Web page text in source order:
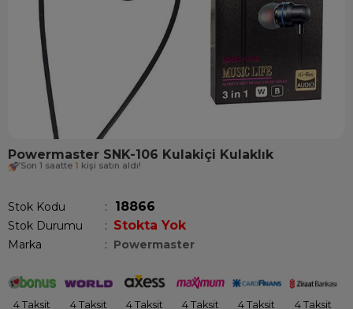
Powermaster SNK-106 Kulakiçi Kulaklık
Son 1 saatte 1 kişi satın aldı!
Stok Kodu 18866
Stok Durumu : Stokta Yok
Marka : Powermaster
4 Taksit 4 Taksit 4 Taksit 4 Taksit 4 Taksit 4 Taksit